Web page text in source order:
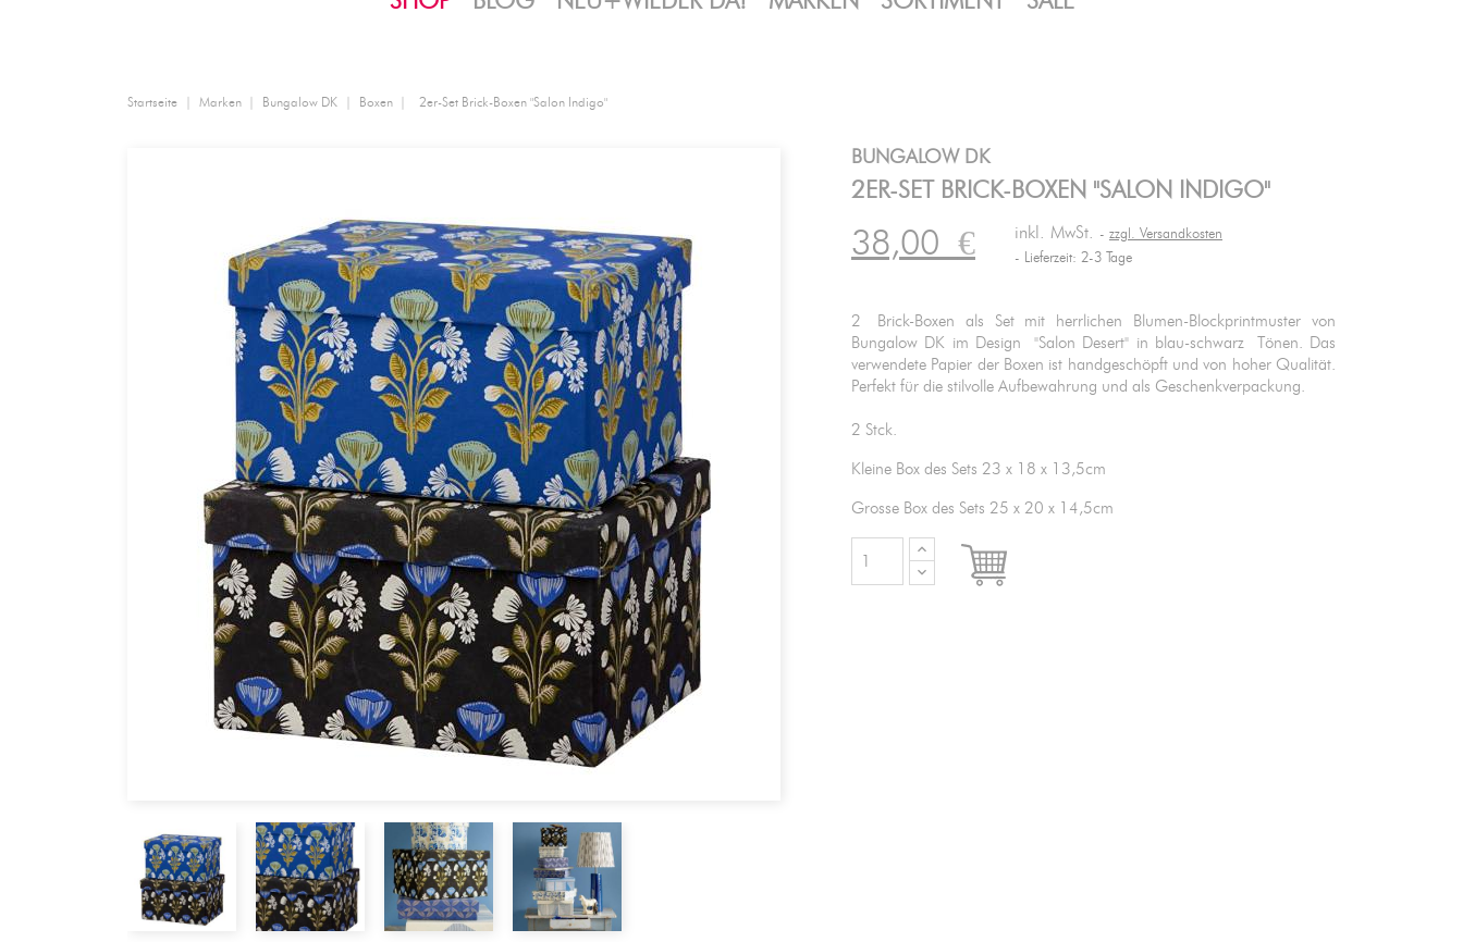
Startseite Marken Bungalow DK Boxen 2er-Set Brick-Boxen "Salon Indigo"
BUNGALOW DK
2ER-SET BRICK-BOXEN "SALON INDIGO"
38,00€ inkl. MwSt.
zzgl. Versandkosten
Lieferzeit: 2-3 Tage
2 Brick-Boxen als Set mit herrlichen Blumen-Blockprintmuster von
Bungalow DK im Design "Salon Desert" in blau-schwarz Tönen. Das
verwendete Papier der Boxen ist handgeschöpft und von hoher Qualität.
Perfekt für die stilvolle Aufbewahrung und als Geschenkverpackung.
2 Stck.
Kleine Box des Sets 23 x 18 x 13,5cm
Grosse Box des Sets 25 x 20 x 14,5cm
